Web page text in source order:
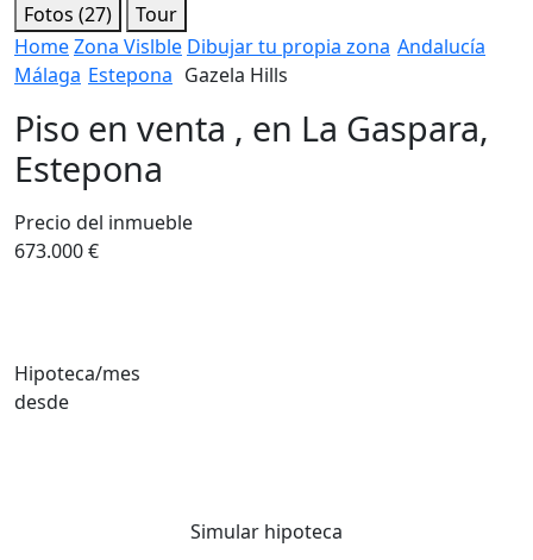
Fotos (27)
Tour
HomeZona Vislble Dibujar tu propia zona Andalucía
Málaga Estepona Gazela Hills
Piso en venta , en La Gaspara,
Estepona
Precio del inmueble
673.000 €
Hipoteca/mes
desde
Simular hipoteca